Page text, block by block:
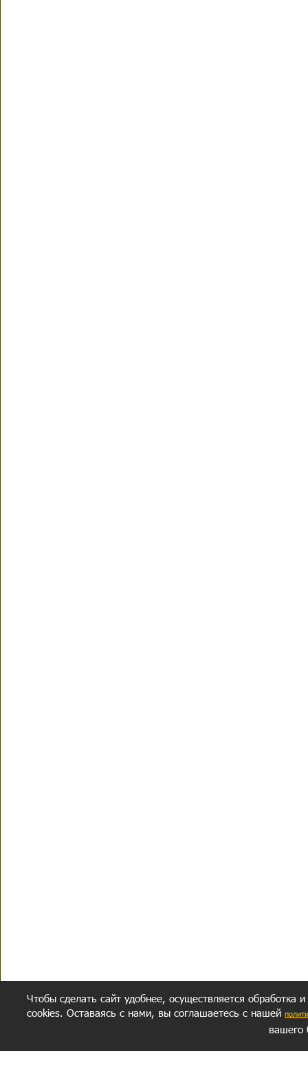
Чтобы сделать сайт удобнее, осуществляется обработка
cookies. Оставаясь с нами, вы соглашаетесь с нашей
вашего